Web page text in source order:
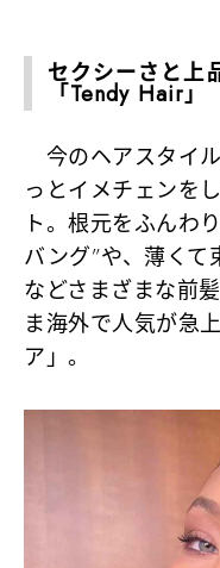
セクシーさと上
「Tendy Hair」
今のヘアスタイ
っとイメチェンを
ト。根元をふんわ
バング”や、薄く
などさまざまな前
ま海外で人気が急
ア」。